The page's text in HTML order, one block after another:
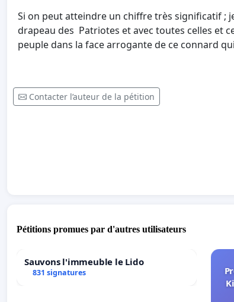
Si on peut atteindre un chiffre très significatif ;
drapeau des Patriotes et avec toutes celles et
peuple dans la face arrogante de ce connard
Contacter l’auteur de la pétition
Pétitions promues par d'autres utilisateurs
Sauvons l'immeuble le Lido
831 signatures